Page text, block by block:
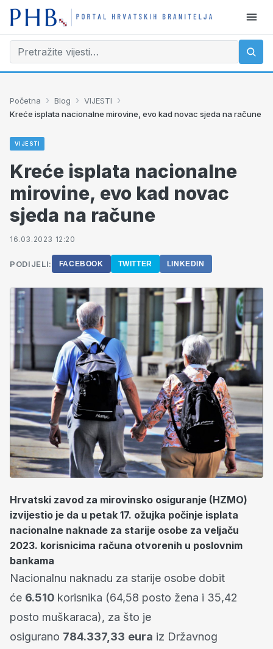
Početna › Blog › VIJESTI ›
Kreće isplata nacionalne mirovine, evo kad novac sjeda na račune
VIJESTI
Kreće isplata nacionalne
mirovine, evo kad novac
sjeda na račune
16.03.2023 12:20
PODIJELI: FACEBOOK TWITTER LINKEDIN
Hrvatski zavod za mirovinsko osiguranje (HZMO)
izvijestio je da u petak 17. ožujka počinje isplata
nacionalne naknade za starije osobe za veljaču
2023. korisnicima računa otvorenih u poslovnim
bankama
Nacionalnu naknadu za starije osobe dobit
će 6.510 korisnika (64,58 posto žena i 35,42
posto muškaraca), za što je
osigurano 784.337,33 eura iz Državnog